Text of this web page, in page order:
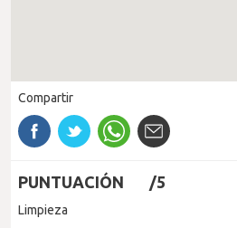
Compartir
PUNTUACIÓN /5
Limpieza